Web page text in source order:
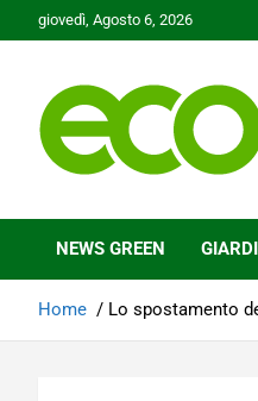
to
giovedì, Agosto 6, 2026
Ecoo.it
NEWS GREEN
Home Lo spostamento